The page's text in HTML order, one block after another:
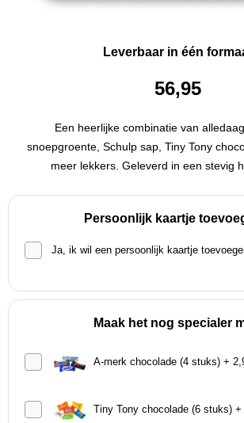
Leverbaar in één
56,95
Een heerlijke combinatie van
snoepgroente, Schulp sap, Tiny Tony
meer lekkers. Geleverd in een stevig
Persoonlijk kaartje
Ja, ik wil een persoonlijk kaartje
Maak het nog specialer
A-merk chocolade (4 stuks) +
Tiny Tony chocolade (6 stuks) +